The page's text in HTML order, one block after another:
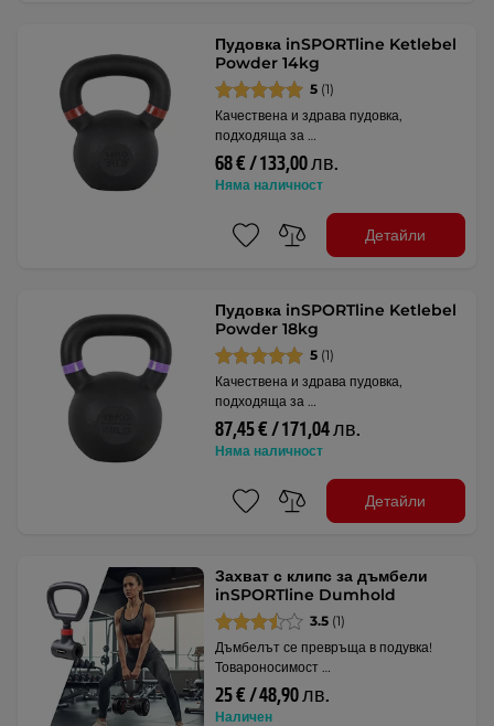
Пудовка inSPORTline Ketlebel
Powder 14kg
5 (1)
Качествена и здрава пудовка,
подходяща за …
68 € / 133,00 лв.
Няма наличност
Детайли
Пудовка inSPORTline Ketlebel
Powder 18kg
5 (1)
Качествена и здрава пудовка,
подходяща за …
87,45 € / 171,04 лв.
Няма наличност
Детайли
Захват с клипс за дъмбели
inSPORTline Dumhold
3.5 (1)
Дъмбелът се превръща в подувка!
Товароносимост …
25 € / 48,90 лв.
Наличен